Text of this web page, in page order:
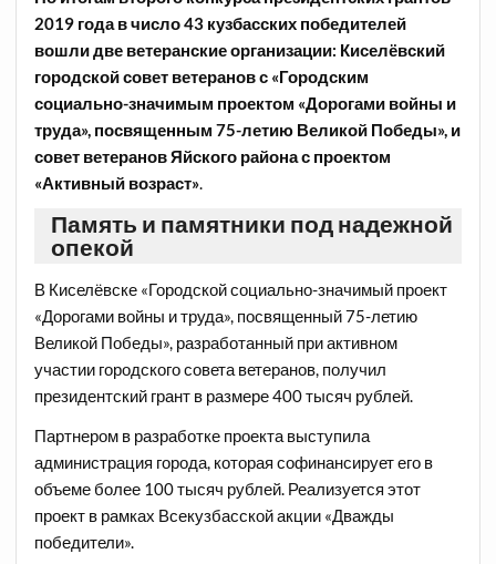
2019 года в число 43 кузбасских победителей
вошли две ветеранские организации: Киселёвский
городской совет ветеранов с «Городским
социально-значимым проектом «Дорогами войны и
труда», посвященным 75-летию Великой Победы», и
совет ветеранов Яйского района с проектом
«Активный возраст».
Память и памятники под надежной
опекой
В Киселёвске «Городской социально-значимый проект
«Дорогами войны и труда», посвященный 75-летию
Великой Победы», разработанный при активном
участии городского совета ветеранов, получил
президентский грант в размере 400 тысяч рублей.
Партнером в разработке проекта выступила
администрация города, которая софинансирует его в
объеме более 100 тысяч рублей. Реализуется этот
проект в рамках Всекузбасской акции «Дважды
победители».